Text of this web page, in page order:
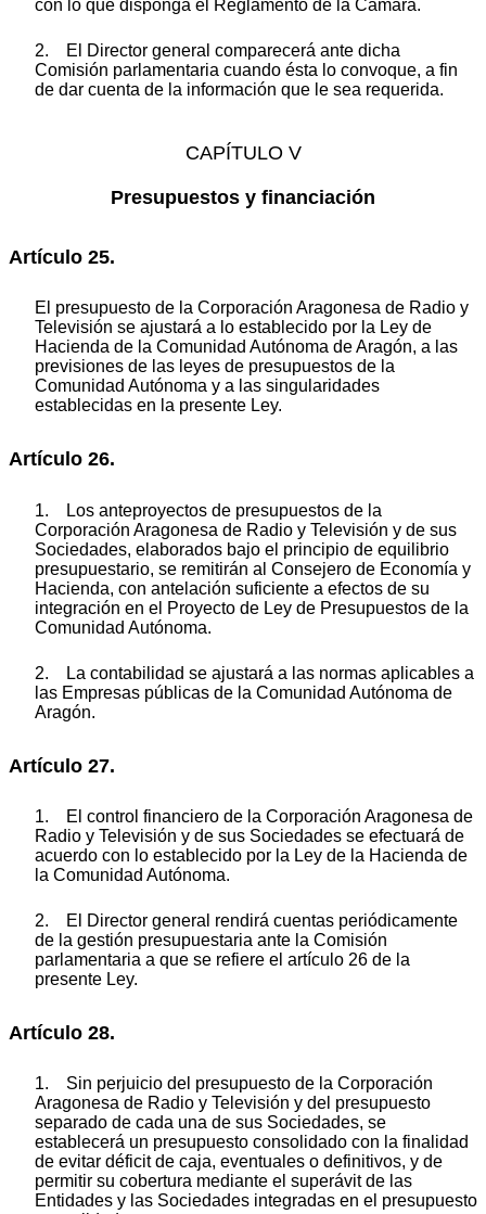
con lo que disponga el Reglamento de la Cámara.
2. El Director general comparecerá ante dicha
Comisión parlamentaria cuando ésta lo convoque, a fin
de dar cuenta de la información que le sea requerida.
CAPÍTULO V
Presupuestos y financiación
Artículo 25.
El presupuesto de la Corporación Aragonesa de Radio y
Televisión se ajustará a lo establecido por la Ley de
Hacienda de la Comunidad Autónoma de Aragón, a las
previsiones de las leyes de presupuestos de la
Comunidad Autónoma y a las singularidades
establecidas en la presente Ley.
Artículo 26.
1. Los anteproyectos de presupuestos de la
Corporación Aragonesa de Radio y Televisión y de sus
Sociedades, elaborados bajo el principio de equilibrio
presupuestario, se remitirán al Consejero de Economía y
Hacienda, con antelación suficiente a efectos de su
integración en el Proyecto de Ley de Presupuestos de la
Comunidad Autónoma.
2. La contabilidad se ajustará a las normas aplicables a
las Empresas públicas de la Comunidad Autónoma de
Aragón.
Artículo 27.
1. El control financiero de la Corporación Aragonesa de
Radio y Televisión y de sus Sociedades se efectuará de
acuerdo con lo establecido por la Ley de la Hacienda de
la Comunidad Autónoma.
2. El Director general rendirá cuentas periódicamente
de la gestión presupuestaria ante la Comisión
parlamentaria a que se refiere el artículo 26 de la
presente Ley.
Artículo 28.
1. Sin perjuicio del presupuesto de la Corporación
Aragonesa de Radio y Televisión y del presupuesto
separado de cada una de sus Sociedades, se
establecerá un presupuesto consolidado con la finalidad
de evitar déficit de caja, eventuales o definitivos, y de
permitir su cobertura mediante el superávit de las
Entidades y las Sociedades integradas en el presupuesto